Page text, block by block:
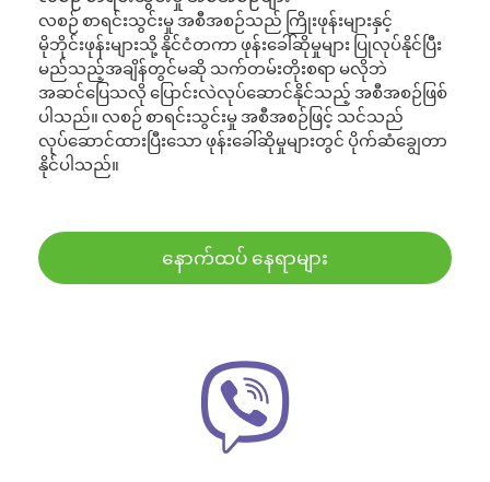
လစဉ် စာရင်းသွင်းမှု အစီအစဉ်သည် ကြိုးဖုန်းများနှင့်
မိုဘိုင်းဖုန်းများသို့ နိုင်ငံတကာ ဖုန်းခေါ်ဆိုမှုများ ပြုလုပ်နိုင်ပြီး
မည်သည့်အချိန်တွင်မဆို သက်တမ်းတိုးစရာ မလိုဘဲ
အဆင်ပြေသလို ပြောင်းလဲလုပ်ဆောင်နိုင်သည့် အစီအစဉ်ဖြစ်
ပါသည်။ လစဉ် စာရင်းသွင်းမှု အစီအစဉ်ဖြင့် သင်သည်
လုပ်ဆောင်ထားပြီးသော ဖုန်းခေါ်ဆိုမှုများတွင် ပိုက်ဆံချွေတာ
နိုင်ပါသည်။
နောက်ထပ် နေရာများ